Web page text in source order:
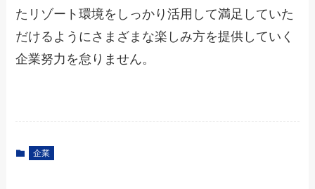
たリゾート環境をしっかり活用して満足していた
だけるようにさまざまな楽しみ方を提供していく
企業努力を怠りません。
企業